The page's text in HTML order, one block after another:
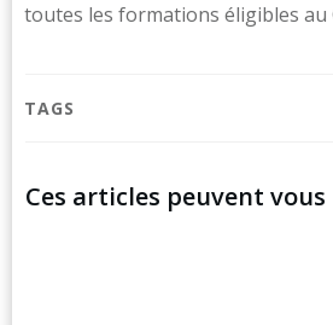
toutes les formations éligibles au
TAGS
Ces articles peuvent